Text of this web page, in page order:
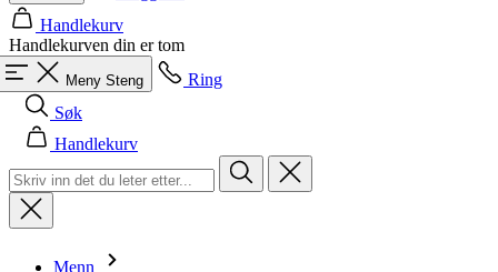
Søk
Handlekurv
Menn
Alle i kategorien Menn